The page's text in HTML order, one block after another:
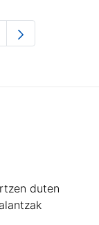
Pages Use
duten